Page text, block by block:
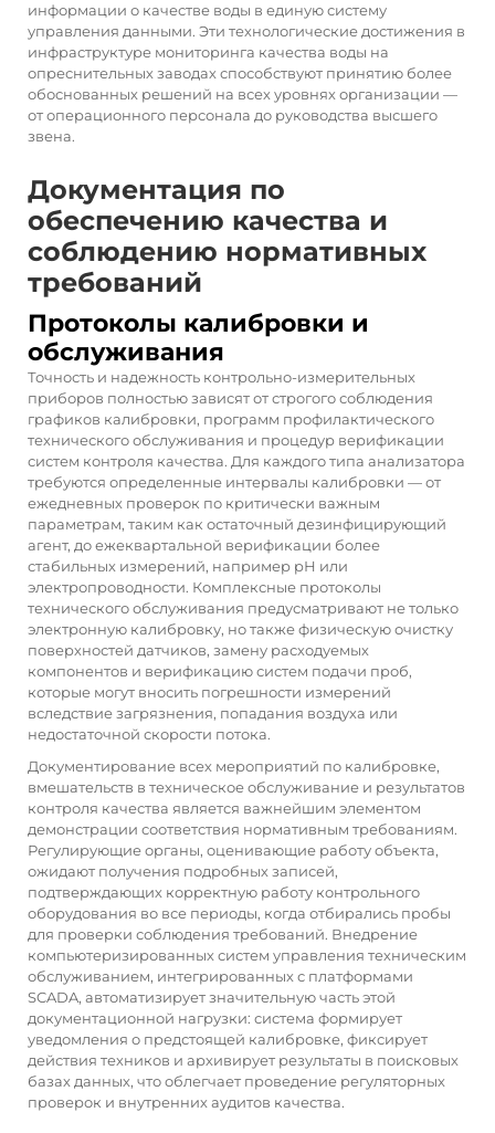
информации о качестве воды в единую систему
управления данными. Эти технологические достижения в
инфраструктуре мониторинга качества воды на
опреснительных заводах способствуют принятию более
обоснованных решений на всех уровнях организации —
от операционного персонала до руководства высшего
звена.
Документация по
обеспечению качества и
соблюдению нормативных
требований
Протоколы калибровки и
обслуживания
Точность и надежность контрольно-измерительных
приборов полностью зависят от строгого соблюдения
графиков калибровки, программ профилактического
технического обслуживания и процедур верификации
систем контроля качества. Для каждого типа анализатора
требуются определенные интервалы калибровки — от
ежедневных проверок по критически важным
параметрам, таким как остаточный дезинфицирующий
агент, до ежеквартальной верификации более
стабильных измерений, например рН или
электропроводности. Комплексные протоколы
технического обслуживания предусматривают не только
электронную калибровку, но также физическую очистку
поверхностей датчиков, замену расходуемых
компонентов и верификацию систем подачи проб,
которые могут вносить погрешности измерений
вследствие загрязнения, попадания воздуха или
недостаточной скорости потока.
Документирование всех мероприятий по калибровке,
вмешательств в техническое обслуживание и результатов
контроля качества является важнейшим элементом
демонстрации соответствия нормативным требованиям.
Регулирующие органы, оценивающие работу объекта,
ожидают получения подробных записей,
подтверждающих корректную работу контрольного
оборудования во все периоды, когда отбирались пробы
для проверки соблюдения требований. Внедрение
компьютеризированных систем управления техническим
обслуживанием, интегрированных с платформами
SCADA, автоматизирует значительную часть этой
документационной нагрузки: система формирует
уведомления о предстоящей калибровке, фиксирует
действия техников и архивирует результаты в поисковых
базах данных, что облегчает проведение регуляторных
проверок и внутренних аудитов качества.